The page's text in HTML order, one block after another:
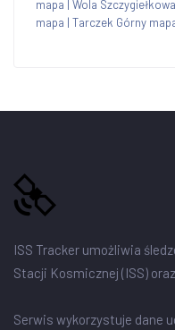
mapa | Wola
mapa | Tarczek Górny
ISS Tracker umożliwia
Stacji Kosmicznej (ISS)
Serwis wykorzystuje dane